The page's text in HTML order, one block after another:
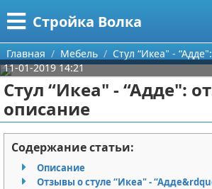
Стройка Волка
Меню
Главная
Категории
Строительство
Мебель
Интерьер и дизайн
Поиск
О проекте
Контакты
Главная Мебель
Стул “Икеа" -
11-01-2019 14:21
Стул “Икеа" - “Адде":
описание
Содержание статьи:
Описание
Отзывы о стуле “Икеа" -